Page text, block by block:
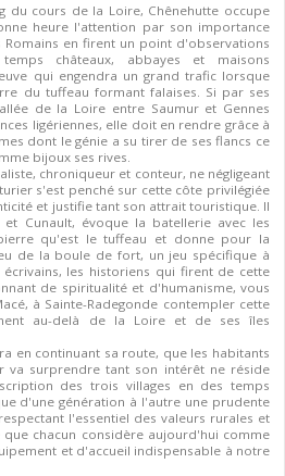
du cours de la Loire, Chênehutte occupe
heure l'attention par son importance
Romains en firent un point d'observations
châteaux, abbayes et maisons
qui engendra un grand trafic lorsque
du tuffeau formant falaises. Si par ses
de la Loire entre Saumur et Gennes
ligériennes, elle doit en rendre grâce à
dont le génie a su tirer de ses flancs ce
bijoux ses rives.
chroniqueur et conteur, ne négligeant
s'est penché sur cette côte privilégiée
et justifie tant son attrait touristique. Il
Cunault, évoque la batellerie avec les
qu'est le tuffeau et donne pour la
de la boule de fort, un jeu spécifique à
les historiens qui firent de cette
de spiritualité et d'humanisme, vous
à Sainte-Radegonde contempler cette
au-delà de la Loire et de ses îles
en continuant sa route, que les habitants
va surprendre tant son intérêt ne réside
des trois villages en des temps
d'une génération à l'autre une prudente
l'essentiel des valeurs rurales et
chacun considère aujourd'hui comme
et d'accueil indispensable à notre